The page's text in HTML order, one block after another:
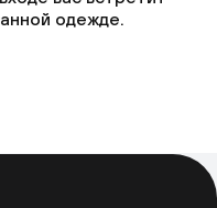
одежде.